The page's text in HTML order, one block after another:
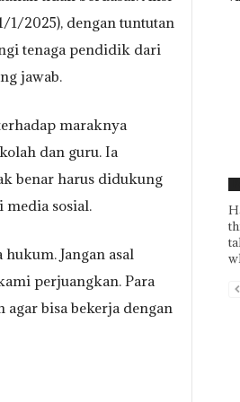
1/2025), dengan tuntutan
tenaga pendidik dari
jawab.
maraknya
dan guru. Ia
benar harus didukung
sosial.
Jangan asal
perjuangkan. Para
bisa bekerja dengan